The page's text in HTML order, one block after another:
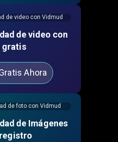
de video con
gratis
Ahora
de Imágenes